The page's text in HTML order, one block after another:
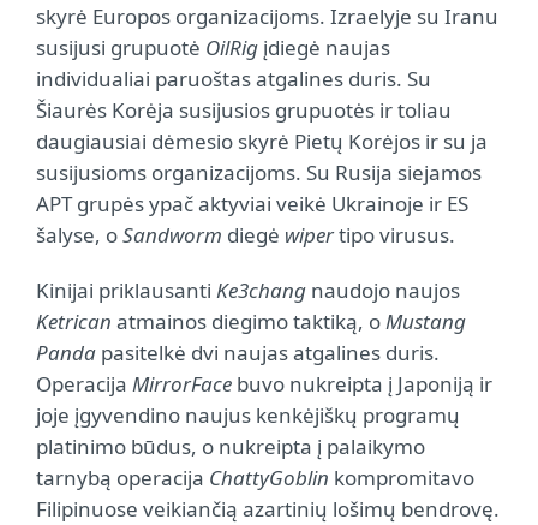
skyrė Europos organizacijoms. Izraelyje su Iranu
susijusi grupuotė OilRig įdiegė naujas
individualiai paruoštas atgalines duris. Su
Šiaurės Korėja susijusios grupuotės ir toliau
daugiausiai dėmesio skyrė Pietų Korėjos ir su ja
susijusioms organizacijoms. Su Rusija siejamos
APT grupės ypač aktyviai veikė Ukrainoje ir ES
šalyse, oSandworm diegė wipertipo virusus.
Kinijai priklausanti Ke3chang naudojo naujos
Ketrican atmainos diegimo taktiką, oMustang
Panda pasitelkė dvi naujas atgalines duris.
Operacija MirrorFace buvo nukreipta į Japoniją ir
joje įgyvendino naujus kenkėjiškų programų
platinimo būdus, o nukreipta į palaikymo
tarnybą operacija ChattyGoblin kompromitavo
Filipinuose veikiančią azartinių lošimų bendrovę.